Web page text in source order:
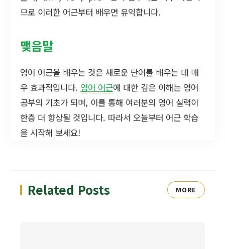
므로 이러한 어근부터 배우면 유익합니다.
맺음말
영어 어근을 배우는 것은 새로운 단어를 배우는 데 매
우 효과적입니다. 영어 어근에 대한 깊은 이해는 영어
공부의 기초가 되며, 이를 통해 여러분의 영어 실력이
한층 더 향상될 것입니다. 따라서 오늘부터 어근 학습
을 시작해 보세요!
Related Posts MORE